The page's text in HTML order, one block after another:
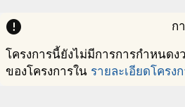
error ก
โครงการนี้ยังไม่มีการการกำหนดง
ของโครงการใน รายละเอียดโครง